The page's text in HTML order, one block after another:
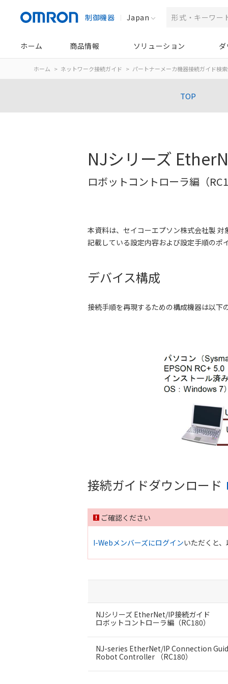
制御機器 Japan
ホーム 商品情報 ソリューション
ホーム ネットワーク接続ガイド パートナーメーカ機器接続ガイド検索
TOP
NJシリーズ
ロボットコントローラ編（
本資料は、セイコーエプソン株式会社製
記載している設定内容および設定手順の
デバイス構成
接続手順を再現するための構成機器は以下
接続ガイドダウンロード
ご確認ください
I-Webメンバーズにログインいただくと
NJシリーズ EtherNet/IP接続ガイド
ロボットコントローラ編（RC180）
NJ-series EtherNet/IP Connection
Robot Controller （RC180）